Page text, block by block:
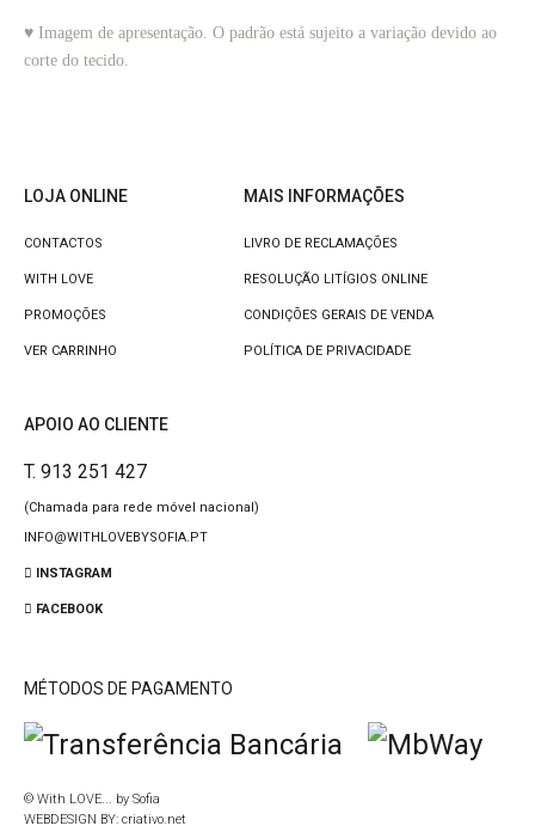
♥ Imagem de apresentação. O padrão está sujeito a variação devido ao
corte do tecido.
LOJA ONLINE
CONTACTOS
WITH LOVE
PROMOÇÕES
VER CARRINHO
MAIS INFORMAÇÕES
LIVRO DE RECLAMAÇÕES
RESOLUÇÃO LITÍGIOS ONLINE
CONDIÇÕES GERAIS DE VENDA
POLÍTICA DE PRIVACIDADE
APOIO AO CLIENTE
T. 913 251 427
(Chamada para rede móvel nacional)
INFO@WITHLOVEBYSOFIA.PT
INSTAGRAM
FACEBOOK
MÉTODOS DE PAGAMENTO
© With LOVE... by Sofia
WEBDESIGN BY: criativo.net